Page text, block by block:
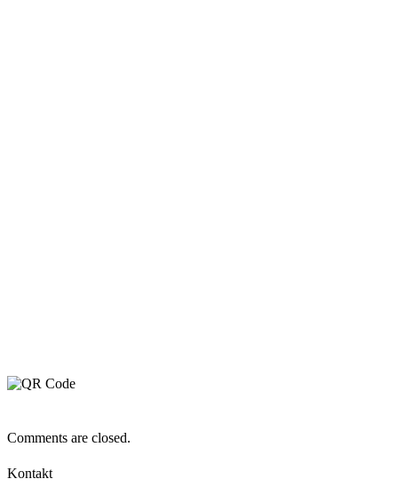
Comments are closed.
Kontakt